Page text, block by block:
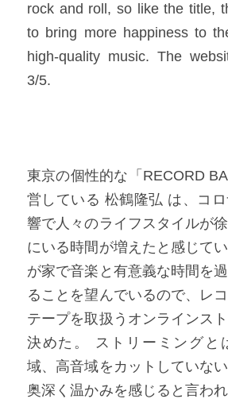
rock and roll, so like the title,
to bring more happiness to
high-quality music. The
3/5.​
東京の個性的な「RECORD
営している 松鶴隆弘 は、コ
響で人々のライフスタイルが
にいる時間が増えたと感じて
が家で音楽と有意義な時間を
ることを望んでいるので、レ
テープを取扱うオンラインス
決めた。 ストリーミングと
域、高音域をカットしていな
奥深く温かみを感じると言われ